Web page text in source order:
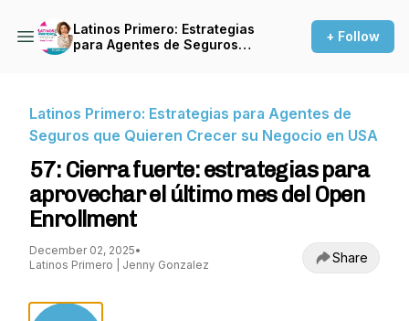
Latinos Primero: Estrategias
para Agentes de Seguros
+ Follow
Latinos Primero: Estrategias para Agentes de
Seguros que Quieren Crecer su Negocio en USA
57: Cierra fuerte: estrategias para
aprovechar el último mes del Open
Enrollment
December 02, 2025•
Latinos Primero | Jenny Gonzalez
Share